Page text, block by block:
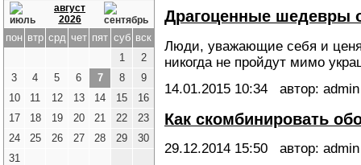
август
2026
пон втр срд чет пят суб вск
1
2
3
4 5 6 7 8
9
10
11 12 13 14 15
16
17
18 19 20 21 22
23
24
25 26 27 28 29
30
31
Драгоценные шедевры
Люди, уважающие себя и
никогда не пройдут мимо
14.01.2015 10:34 автор: admin
Как скомбинировать
29.12.2014 15:50 автор: admin